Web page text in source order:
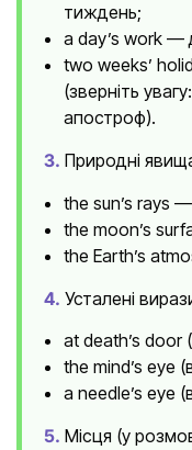
тиждень;
a day’s work —
two weeks’
(зверніть
апостроф).
3. Природні
the sun’s rays
the moon’s
the Earth’s
4. Усталені
at death’s door
the mind’s eye
a needle’s eye
5. Місця (у